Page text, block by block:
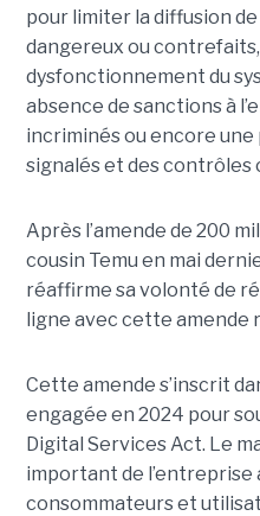
pour limiter la diffusion
dangereux ou
dysfonctionnement du
absence de sanctions à
incriminés ou encore
signalés et des contrôles
Après l’amende de 200
cousin Temu en mai
réaffirme sa volonté de
ligne avec cette amende
Cette amende s’inscrit
engagée en 2024 pour
Digital Services Act. Le
important de l’entreprise
consommateurs et